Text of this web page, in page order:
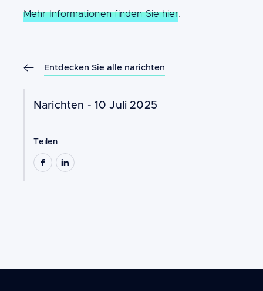
Entdecken Sie alle narichten
Narichten - 10 Juli 2025
Teilen
Mehr Informationen finden Sie hier.